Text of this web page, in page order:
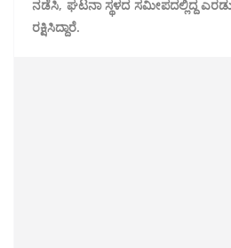
ನಡೆಸಿ, ಘಟನಾ ಸ್ಥಳದ ಸಮೀಪದಲ್ಲಿದ್ದ ಎರಡು
ರಕ್ಷಿಸಿದ್ದಾರೆ.